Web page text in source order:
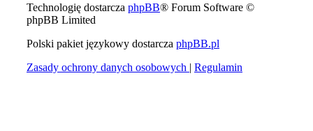
Technologię dostarcza phpBB® Forum Software ©
phpBB Limited
Polski pakiet językowy dostarcza phpBB.pl
Zasady ochrony danych osobowych | Regulamin